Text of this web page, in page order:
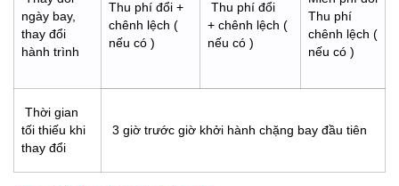
ngày bay,
thay đổi
hành trình
Thu phí đổi +
chênh lệch (
nếu có )
Thu phí đổi
+ chênh lệch (
nếu có )
Thu phí
chênh lệch (
nếu có )
Thời gian
tối thiếu khi
thay đổi
3 giờ trước giờ khởi hành chặng bay đầu tiên